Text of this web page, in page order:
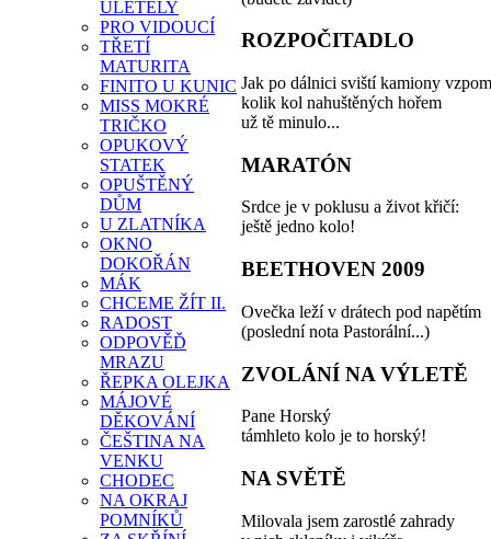
ULETĚLY
PRO VIDOUCÍ
TŘETÍ
MATURITA
FINITO U KUNIC
MISS MOKRÉ
TRIČKO
OPUKOVÝ
STATEK
OPUŠTĚNÝ
DŮM
U ZLATNÍKA
OKNO
DOKOŘÁN
MÁK
CHCEME ŽÍT II.
RADOST
ODPOVĚĎ
MRAZU
ŘEPKA OLEJKA
MÁJOVÉ
DĚKOVÁNÍ
ČEŠTINA NA
VENKU
CHODEC
NA OKRAJ
POMNÍKŮ
ROZPOČITADLO
Jak po dálnici sviští kamiony
kolik kol nahuštěných hořem
už tě minulo...
MARATÓN
Srdce je v poklusu a život křičí:
ještě jedno kolo!
BEETHOVEN 2009
Ovečka leží v drátech pod napětím
(poslední nota Pastorální...)
ZVOLÁNÍ NA VÝLETĚ
Pane Horský
támhleto kolo je to horský!
NA SVĚTĚ
Milovala jsem zarostlé zahrady